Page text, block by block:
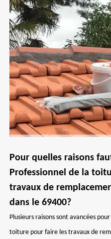
Pour quelles raisons
Professionnel de la
travaux de
dans le 69400?
Plusieurs raisons sont avancées
toiture pour faire les travaux de